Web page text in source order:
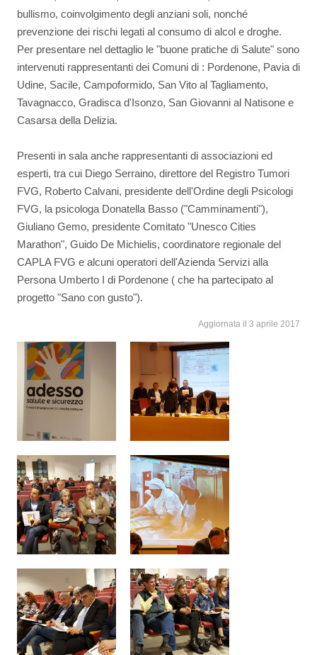
bullismo, coinvolgimento degli anziani soli, nonché
prevenzione dei rischi legati al consumo di alcol e droghe.
Per presentare nel dettaglio le "buone pratiche di Salute" sono
intervenuti rappresentanti dei Comuni di : Pordenone, Pavia di
Udine, Sacile, Campoformido, San Vito al Tagliamento,
Tavagnacco, Gradisca d'Isonzo, San Giovanni al Natisone e
Casarsa della Delizia.
Presenti in sala anche rappresentanti di associazioni ed
esperti, tra cui Diego Serraino, direttore del Registro Tumori
FVG, Roberto Calvani, presidente dell'Ordine degli Psicologi
FVG, la psicologa Donatella Basso ("Camminamenti"),
Giuliano Gemo, presidente Comitato "Unesco Cities
Marathon", Guido De Michielis, coordinatore regionale del
CAPLA FVG e alcuni operatori dell'Azienda Servizi alla
Persona Umberto I di Pordenone ( che ha partecipato al
progetto "Sano con gusto").
Aggiornata il 3 aprile 2017